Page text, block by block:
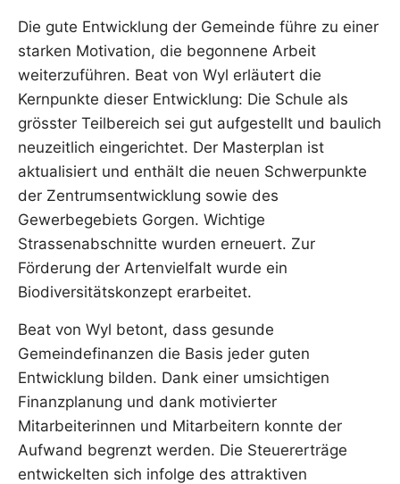
Die gute Entwicklung der Gemeinde führe zu einer
starken Motivation, die begonnene Arbeit
weiterzuführen. Beat von Wyl erläutert die
Kernpunkte dieser Entwicklung: Die Schule als
grösster Teilbereich sei gut aufgestellt und baulich
neuzeitlich eingerichtet. Der Masterplan ist
aktualisiert und enthält die neuen Schwerpunkte
der Zentrumsentwicklung sowie des
Gewerbegebiets Gorgen. Wichtige
Strassenabschnitte wurden erneuert. Zur
Förderung der Artenvielfalt wurde ein
Biodiversitätskonzept erarbeitet.
Beat von Wyl betont, dass gesunde
Gemeindefinanzen die Basis jeder guten
Entwicklung bilden. Dank einer umsichtigen
Finanzplanung und dank motivierter
Mitarbeiterinnen und Mitarbeitern konnte der
Aufwand begrenzt werden. Die Steuererträge
entwickelten sich infolge des attraktiven